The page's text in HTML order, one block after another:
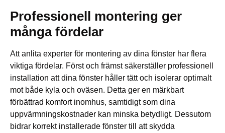
Professionell montering ger
många fördelar
Att anlita experter för montering av dina fönster har flera
viktiga fördelar. Först och främst säkerställer professionell
installation att dina fönster håller tätt och isolerar optimalt
mot både kyla och oväsen. Detta ger en märkbart
förbättrad komfort inomhus, samtidigt som dina
uppvärmningskostnader kan minska betydligt. Dessutom
bidrar korrekt installerade fönster till att skydda